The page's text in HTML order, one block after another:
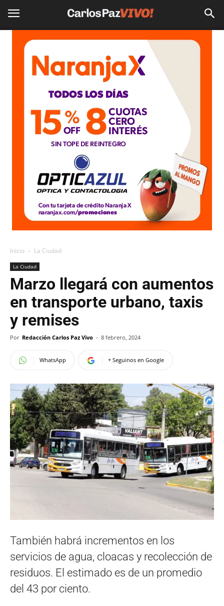
Inicio La Ciudad
La Ciudad
Marzo llegará con aumentos
en transporte urbano, taxis
y remises
Por Redacción Carlos Paz Vivo - 8 febrero, 2024
WhatsApp + Seguinos en Google
También habrá incrementos en los
servicios de agua, cloacas y recolección de
residuos. El estimado es de un promedio
del 43 por ciento.